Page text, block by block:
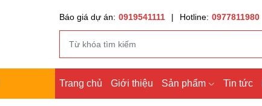
Báo giá dự án: 0919541111 | Hotline: 0977811980
Trang chủ Giới thiệu Sản phẩm Tin tức